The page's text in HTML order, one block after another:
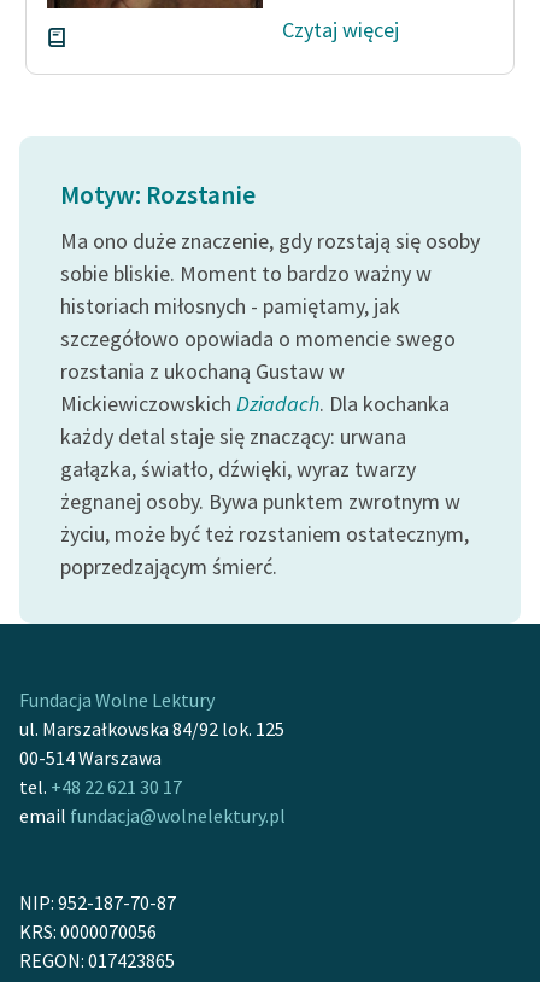
Logotypy
Materiały promocyjne
sprawozdania finansowe
Regulamin darowizn
Informacja o treściach
wrażliwych
Deklaracja dostępności
Czytaj więcej
Motyw: Rozstanie
Ma ono duże znaczenie, gdy rozstają się osoby
sobie bliskie. Moment to bardzo ważny w
historiach miłosnych - pamiętamy, jak
szczegółowo opowiada o momencie swego
rozstania z ukochaną Gustaw w
Mickiewiczowskich Dziadach. Dla kochanka
każdy detal staje się znaczący: urwana
gałązka, światło, dźwięki, wyraz twarzy
żegnanej osoby. Bywa punktem zwrotnym w
życiu, może być też rozstaniem ostatecznym,
poprzedzającym śmierć.
Fundacja Wolne Lektury
ul. Marszałkowska 84/92 lok. 125
00-514 Warszawa
tel. +48 22 621 30 17
email fundacja@wolnelektury.pl
NIP: 952-187-70-87
KRS: 0000070056
REGON: 017423865